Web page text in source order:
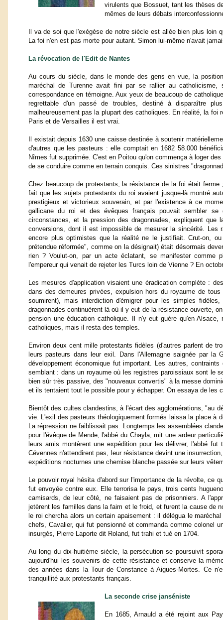
virulents que Bossuet, tant les thèses
mêmes de leurs débats
Il va de soi que l'exégèse de notre siècle est allée bien plus
La foi n'en est pas morte pour autant. Simon lui-même n'avait
La révocation de l'Edit de Nantes
Au cours du siècle, dans le monde des gens en vue, la
maréchal de Turenne avait fini par se rallier au
correspondance en témoigne. Aux yeux de beaucoup de
regrettable d'un passé de troubles, destiné à disparaître
malheureusement pas la plupart des catholiques. En réalité, la
Paris et de Versailles il est vrai.
Il existait depuis 1630 une caisse destinée à soutenir
d'autres que les pasteurs : elle comptait en 1682 58.000
Nîmes fut supprimée. C'est en Poitou qu'on commença à loger
de se conduire comme en terrain conquis. Ces sinistres
Chez beaucoup de protestants, la résistance de la foi était
fait que les sujets protestants du roi avaient jusque-là montré
prestigieux et victorieux souverain, et par l'existence à ce
gallicane du roi et des évêques français pouvait sembler
circonstances, et la pression des dragonnades, expliquent
conversions, dont il est impossible de mesurer la sincérité. Les
encore plus optimistes que la réalité ne le justifiait. Crut-on,
prétendue réformée", comme on la désignait) était désormais
rien ? Voulut-on, par un acte éclatant, se manifester comme
l'empereur qui venait de rejeter les Turcs loin de Vienne ? En
Les mesures d'application visaient une éradication complète :
dans des demeures privées, expulsion hors du royaume de
soumirent), mais interdiction d'émigrer pour les simples
dragonnades continuèrent là où il y eut de la résistance ouverte,
pension une éducation catholique. Il n'y eut guère qu'en
catholiques, mais il resta des temples.
Environ deux cent mille protestants fidèles (d'autres parlent de
leurs pasteurs dans leur exil. Dans l'Allemagne saignée par
développement économique fut important. Les autres,
semblant : dans un royaume où les registres paroissiaux sont le
bien sûr très passive, des "nouveaux convertis" à la messe
et ils tentaient tout le possible pour y échapper. On essaya de les
Bientôt des cultes clandestins, à l'écart des agglomérations, "au
vie. L'exil des pasteurs théologiquement formés laissa la place à
La répression ne faiblissait pas. Longtemps les assemblées
pour l'évêque de Mende, l'abbé du Chayla, mit une ardeur
leurs amis montèrent une expédition pour les délivrer, l'abbé
Cévennes n'attendirent pas, leur résistance devint une
expéditions nocturnes une chemise blanche passée sur leurs
Le pouvoir royal hésita d'abord sur l'importance de la révolte, ce
fut envoyée contre eux. Elle terrorisa le pays, trois cents
camisards, de leur côté, ne faisaient pas de prisonniers. A
jetèrent les familles dans la faim et le froid, et furent la cause de
le roi chercha alors un certain apaisement : il délégua le
chefs, Cavalier, qui fut pensionné et commanda comme colonel
insurgés, Pierre Laporte dit Roland, fut trahi et tué en 1704.
Au long du dix-huitième siècle, la persécution se poursuivit
aujourd'hui les souvenirs de cette résistance et conserve la
des années dans la Tour de Constance à Aigues-Mortes. Ce
tranquillité aux protestants français.
La seconde crise janséniste
En 1685, Arnauld a été rejoint aux